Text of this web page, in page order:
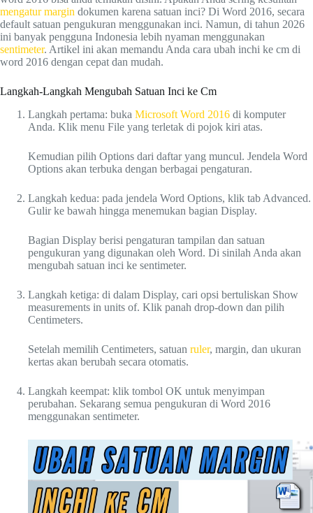
mengatur margin dokumen karena satuan inci? Di Word 2016, secara
default satuan pengukuran menggunakan inci. Namun, di tahun 2026
ini banyak pengguna Indonesia lebih nyaman menggunakan
sentimeter. Artikel ini akan memandu Anda cara ubah inchi ke cm di
word 2016 dengan cepat dan mudah.
Langkah-Langkah Mengubah Satuan Inci ke Cm
Langkah pertama: buka Microsoft Word 2016 di komputer
Anda. Klik menu File yang terletak di pojok kiri atas.
Kemudian pilih Options dari daftar yang muncul. Jendela Word
Options akan terbuka dengan berbagai pengaturan.
Langkah kedua: pada jendela Word Options, klik tab Advanced.
Gulir ke bawah hingga menemukan bagian Display.
Bagian Display berisi pengaturan tampilan dan satuan
pengukuran yang digunakan oleh Word. Di sinilah Anda akan
mengubah satuan inci ke sentimeter.
Langkah ketiga: di dalam Display, cari opsi bertuliskan Show
measurements in units of. Klik panah drop-down dan pilih
Centimeters.
Setelah memilih Centimeters, satuan ruler, margin, dan ukuran
kertas akan berubah secara otomatis.
Langkah keempat: klik tombol OK untuk menyimpan
perubahan. Sekarang semua pengukuran di Word 2016
menggunakan sentimeter.